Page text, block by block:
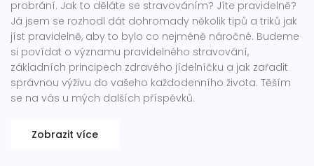
probrání. Jak to děláte se stravováním? Jíte pravidelně?
Já jsem se rozhodl dát dohromady několik tipů a triků jak
jíst pravidelně, aby to bylo co nejméně náročné. Budeme
si povídat o významu pravidelného stravování,
základních principech zdravého jídelníčku a jak zařadit
správnou výživu do vašeho každodenního života. Těším
se na vás u mých dalších příspěvků.
Zobrazit více